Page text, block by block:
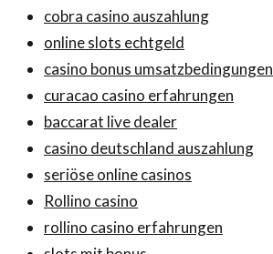
cobra casino auszahlung
online slots echtgeld
casino bonus umsatzbedingungen
curacao casino erfahrungen
baccarat live dealer
casino deutschland auszahlung
seriöse online casinos
Rollino casino
rollino casino erfahrungen